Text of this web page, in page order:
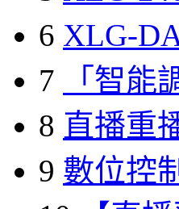
6 XLG-
7
「智能
8 直播重
9 數位控